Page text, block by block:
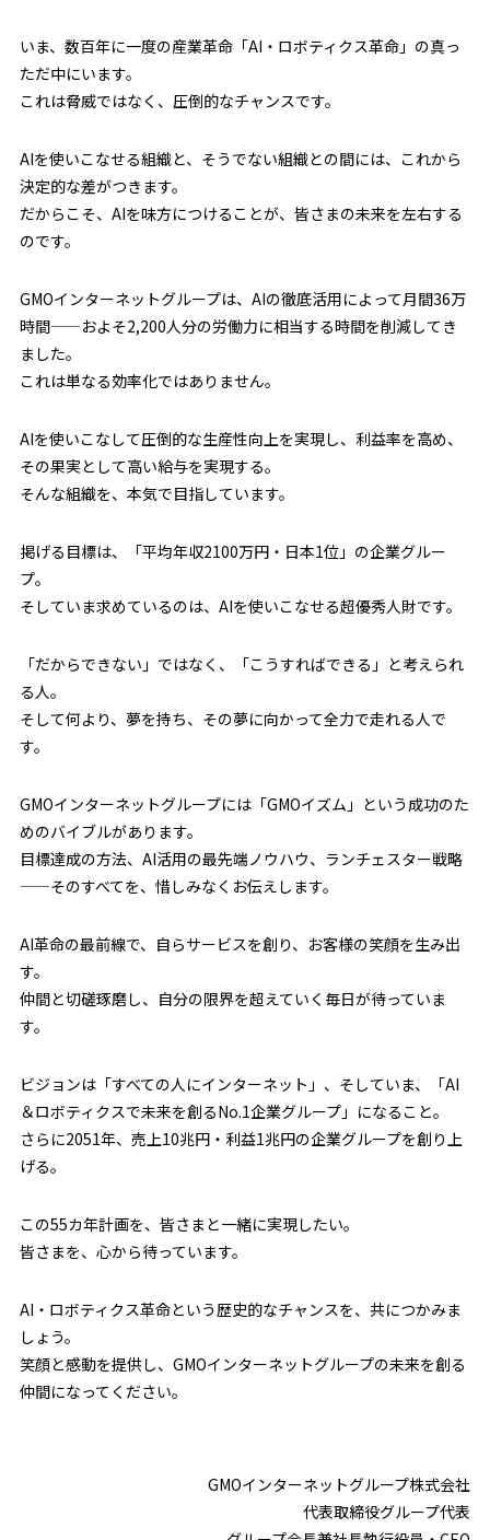
いま、数百年に一度の産業革命「AI・ロボティクス革命」の真っ
ただ中にいます。
これは脅威ではなく、圧倒的なチャンスです。
AIを使いこなせる組織と、そうでない組織との間には、これから
決定的な差がつきます。
だからこそ、AIを味方につけることが、皆さまの未来を左右する
のです。
GMOインターネットグループは、AIの徹底活用によって月間36万
時間——およそ2,200人分の労働力に相当する時間を削減してき
ました。
これは単なる効率化ではありません。
AIを使いこなして圧倒的な生産性向上を実現し、利益率を高め、
その果実として高い給与を実現する。
そんな組織を、本気で目指しています。
掲げる目標は、「平均年収2100万円・日本1位」の企業グルー
プ。
そしていま求めているのは、AIを使いこなせる超優秀人財です。
「だからできない」ではなく、「こうすればできる」と考えられ
る人。
そして何より、夢を持ち、その夢に向かって全力で走れる人で
す。
GMOインターネットグループには「GMOイズム」という成功のた
めのバイブルがあります。
目標達成の方法、AI活用の最先端ノウハウ、ランチェスター戦略
——そのすべてを、惜しみなくお伝えします。
AI革命の最前線で、自らサービスを創り、お客様の笑顔を生み出
す。
仲間と切磋琢磨し、自分の限界を超えていく毎日が待っていま
す。
ビジョンは「すべての人にインターネット」、そしていま、「AI
＆ロボティクスで未来を創るNo.1企業グループ」になること。
さらに2051年、売上10兆円・利益1兆円の企業グループを創り上
げる。
この55カ年計画を、皆さまと一緒に実現したい。
皆さまを、心から待っています。
AI・ロボティクス革命という歴史的なチャンスを、共につかみま
しょう。
笑顔と感動を提供し、GMOインターネットグループの未来を創る
仲間になってください。
GMOインターネットグループ株式会社
代表取締役グループ代表